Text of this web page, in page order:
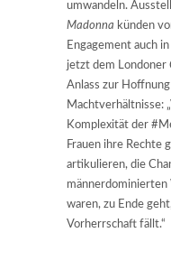
umwandeln.
Madonna künden
Engagement auch
jetzt dem Londoner
Anlass zur
Machtverhältnisse:
Komplexität der
Frauen ihre Rechte
artikulieren, die
waren, zu Ende
Vorherrschaft fällt.“